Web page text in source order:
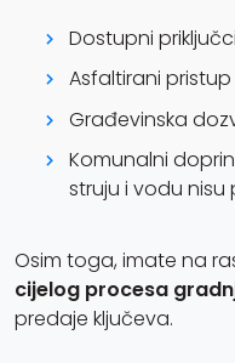
Dostupni
Asfaltirani pristup
Građevinska
Komunalni
struju i vodu nisu
Osim toga, imate na
cijelog procesa
predaje ključeva.